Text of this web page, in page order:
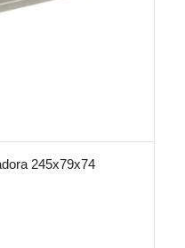
245x79x74